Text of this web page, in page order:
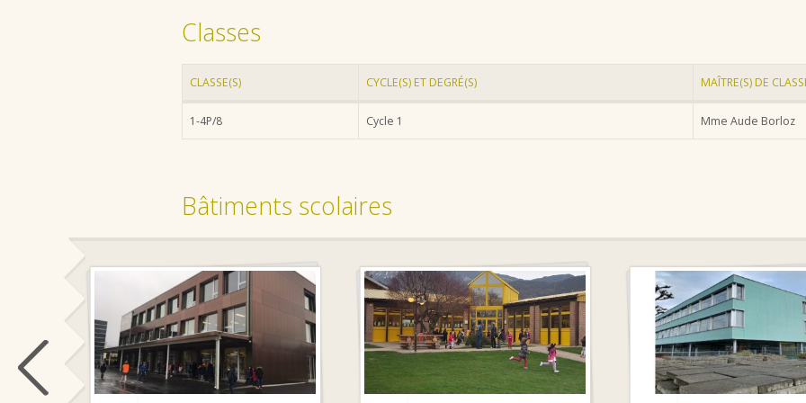
Classes
CLASSE(S) CYCLE(S) ET DEGRÉ(S) MAÎTRE(S) DE
1-4P/8 Cycle 1 Mme Aude Borloz
Bâtiments scolaires